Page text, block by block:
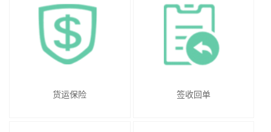
货运保险 签收回单